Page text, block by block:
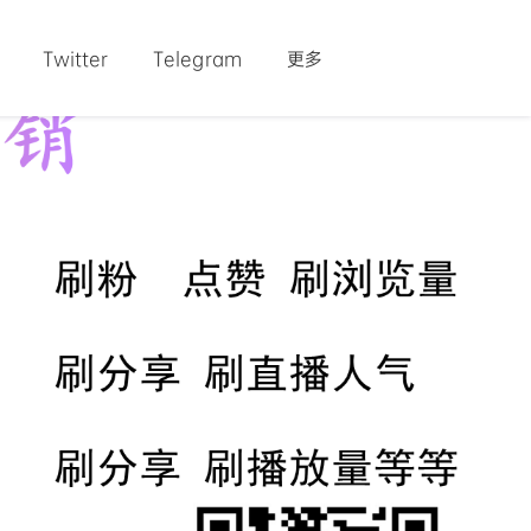
Twitter Telegram 更多